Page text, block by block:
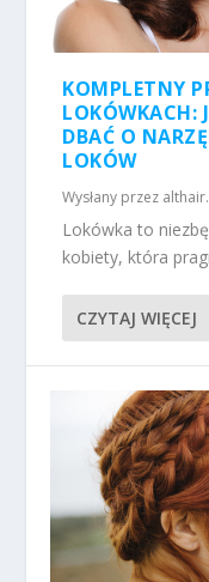
KOMPLETNY
LOKÓWKACH:
DBAĆ O
LOKÓW
Wysłany przez
Lokówka to
kobiety, która
CZYTAJ WIĘCEJ